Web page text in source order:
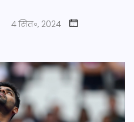
4 सित॰, 2024